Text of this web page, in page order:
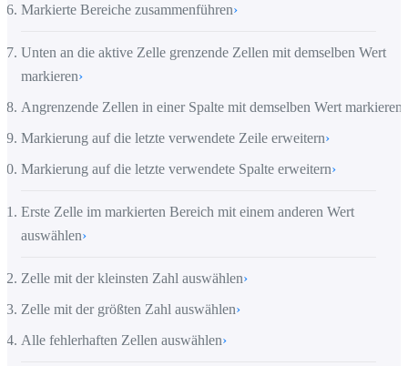
Markierte Bereiche zusammenführen›
Unten an die aktive Zelle grenzende Zellen mit demselben Wert
markieren›
Angrenzende Zellen in einer Spalte mit demselben Wert markieren
Markierung auf die letzte verwendete Zeile erweitern›
Markierung auf die letzte verwendete Spalte erweitern›
Erste Zelle im markierten Bereich mit einem anderen Wert
auswählen›
Zelle mit der kleinsten Zahl auswählen›
Zelle mit der größten Zahl auswählen›
Alle fehlerhaften Zellen auswählen›